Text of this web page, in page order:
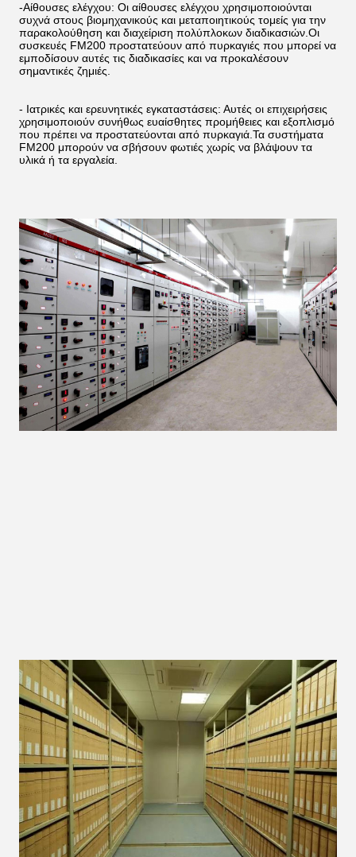
-Αίθουσες ελέγχου: Οι αίθουσες ελέγχου χρησιμοποιούνται
συχνά στους βιομηχανικούς και μεταποιητικούς τομείς για την
παρακολούθηση και διαχείριση πολύπλοκων διαδικασιών.Οι
συσκευές FM200 προστατεύουν από πυρκαγιές που μπορεί να
εμποδίσουν αυτές τις διαδικασίες και να προκαλέσουν
σημαντικές ζημιές.
- Ιατρικές και ερευνητικές εγκαταστάσεις: Αυτές οι επιχειρήσεις
χρησιμοποιούν συνήθως ευαίσθητες προμήθειες και εξοπλισμό
που πρέπει να προστατεύονται από πυρκαγιά.Τα συστήματα
FM200 μπορούν να σβήσουν φωτιές χωρίς να βλάψουν τα
υλικά ή τα εργαλεία.